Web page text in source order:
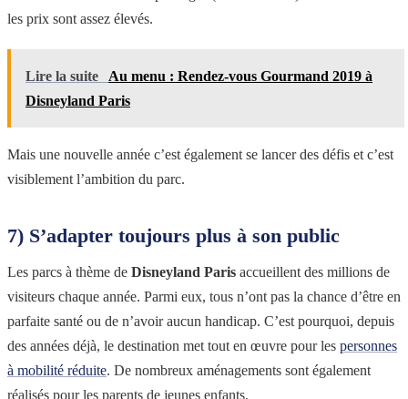
les prix sont assez élevés.
Lire la suite
Au menu : Rendez-vous Gourmand 2019 à
Disneyland Paris
Mais une nouvelle année c’est également se lancer des défis et c’est
visiblement l’ambition du parc.
7) S’adapter toujours plus à son public
Les parcs à thème de Disneyland Paris accueillent des millions de
visiteurs chaque année. Parmi eux, tous n’ont pas la chance d’être en
parfaite santé ou de n’avoir aucun handicap. C’est pourquoi, depuis
des années déjà, le destination met tout en œuvre pour les personnes
à mobilité réduite. De nombreux aménagements sont également
réalisés pour les parents de jeunes enfants.